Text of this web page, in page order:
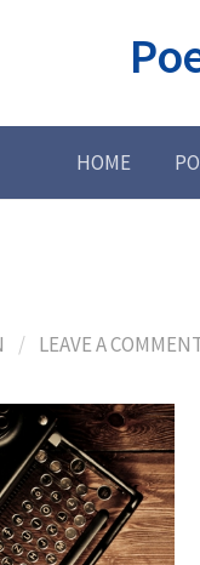
HOME
/ LEAVE A